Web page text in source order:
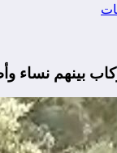
بينهم نساء